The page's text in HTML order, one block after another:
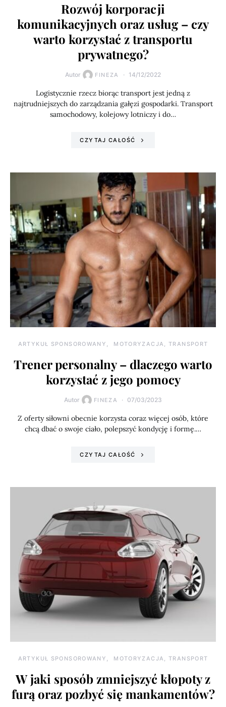
Rozwój korporacji
komunikacyjnych oraz usług – czy
warto korzystać z transportu
prywatnego?
Autor FINEZA 14/12/2022
Logistycznie rzecz biorąc transport jest jedną z
najtrudniejszych do zarządzania gałęzi gospodarki. Transport
samochodowy, kolejowy lotniczy i do…
CZYTAJ CAŁOŚĆ
ARTYKUŁ SPONSOROWANY MOTORYZACJA, TRANSPORT
Trener personalny – dlaczego warto
korzystać z jego pomocy
Autor FINEZA 07/03/2023
Z oferty siłowni obecnie korzysta coraz więcej osób, które
chcą dbać o swoje ciało, polepszyć kondycję i formę.…
CZYTAJ CAŁOŚĆ
ARTYKUŁ SPONSOROWANY MOTORYZACJA, TRANSPORT
W jaki sposób zmniejszyć kłopoty z
furą oraz pozbyć się mankamentów?